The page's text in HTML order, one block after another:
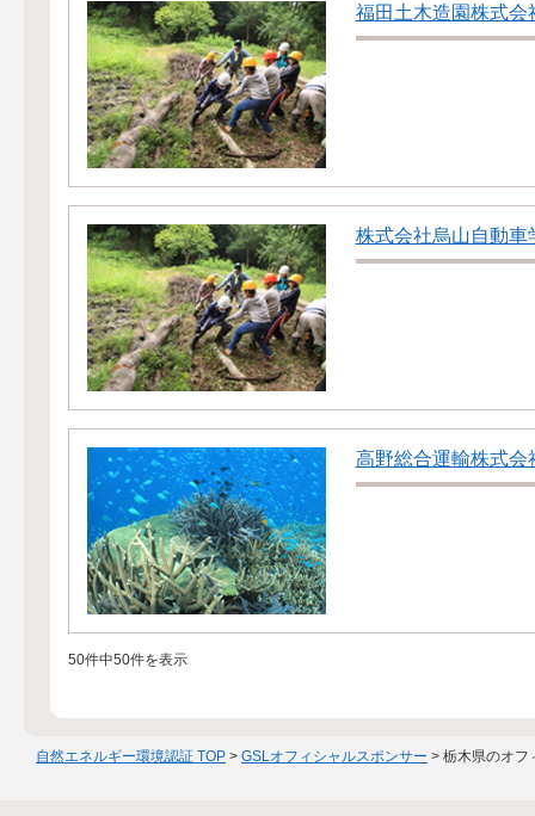
福田土木造園株式会
株式会社烏山自動車
高野総合運輸株式会
50件中50件を表示
自然エネルギー環境認証 TOP > GSLオフィシャルスポンサー > 栃木県のオフ